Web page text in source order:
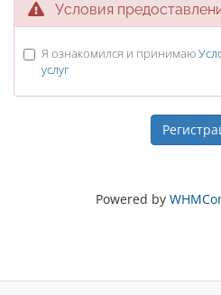
Условия
Я ознакомился и принимаю
услуг
Powered by